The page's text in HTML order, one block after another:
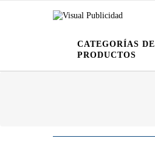
CATEGORÍAS DE
PRODUCTOS